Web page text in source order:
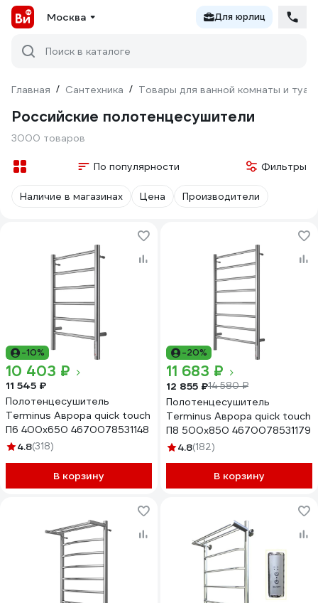
Москва Для юрлиц
Поиск в каталоге
Главная / Сантехника / Товары для ванной комнаты и
Российские полотенцесушители
3000 товаров
По популярности Фильтры
Наличие в магазинах Цена Производители
-10%
10 403 ₽
11 545 ₽
Полотенцесушитель
Terminus Аврора quick touch
П6 400x650 4670078531148
4.8(318)
В корзину
-20%
11 683 ₽
12 855 ₽14 580 ₽
Полотенцесушитель
Terminus Аврора quick touch
П8 500x850 4670078531179
4.8(182)
В корзину